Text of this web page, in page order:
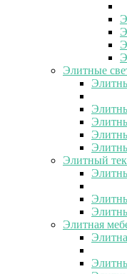
Элитные
Элитный
Элитная